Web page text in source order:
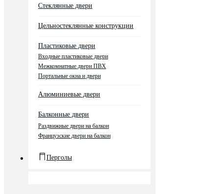
Стеклянные двери
Цельностеклянные конструкции
Пластиковые двери
Входные пластиковые двери
Межкомнатные двери ПВХ
Портальные окна и двери
Алюминиевые двери
Балконные двери
Раздвижные двери на балкон
Французские двери на балкон
Перголы